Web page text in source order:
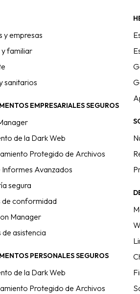
y empresas
familiar
sanitarios
EMPRESARIALES SEGUROS
de la Dark Web
Protegido de Archivos
Informes Avanzados
segura
de conformidad
Manager
asistencia
PERSONALES SEGUROS
de la Dark Web
Protegido de Archivos